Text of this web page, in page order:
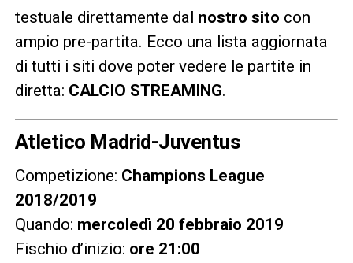
testuale direttamente dal nostro sito con
ampio pre-partita. Ecco una lista aggiornata
di tutti i siti dove poter vedere le partite in
diretta: CALCIO STREAMING.
Atletico Madrid-Juventus
Competizione: Champions League
2018/2019
Quando: mercoledì 20 febbraio 2019
Fischio d’inizio: ore 21:00